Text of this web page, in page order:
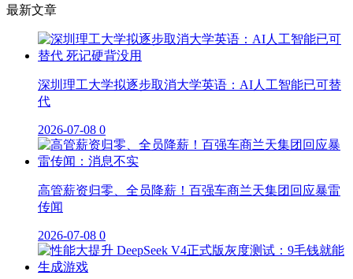
最新文章
深圳理工大学拟逐步取消大学英语：AI人工智能已可替
代
2026-07-08 0
高管薪资归零、全员降薪！百强车商兰天集团回应暴雷
传闻
2026-07-08 0